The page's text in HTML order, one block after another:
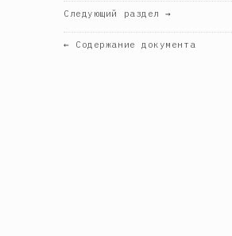
Следующий раздел →
← Содержание документа